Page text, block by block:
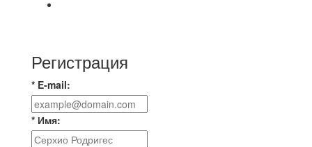
Регистрация
* E-mail:
* Имя: